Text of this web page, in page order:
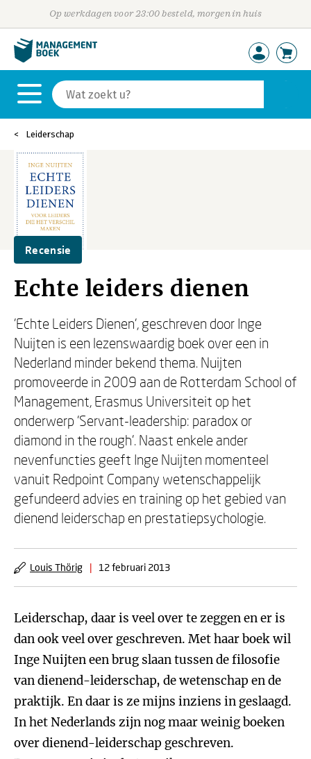
Op werkdagen voor 23:00 besteld, morgen in huis
Leiderschap
Recensie
Echte leiders dienen
'Echte Leiders Dienen', geschreven door Inge
Nuijten is een lezenswaardig boek over een in
Nederland minder bekend thema. Nuijten
promoveerde in 2009 aan de Rotterdam School of
Management, Erasmus Universiteit op het
onderwerp 'Servant-leadership: paradox or
diamond in the rough'. Naast enkele ander
nevenfuncties geeft Inge Nuijten momenteel
vanuit Redpoint Company wetenschappelijk
gefundeerd advies en training op het gebied van
dienend leiderschap en prestatiepsychologie.
Louis Thörig | 12 februari 2013
Leiderschap, daar is veel over te zeggen en er is
dan ook veel over geschreven. Met haar boek wil
Inge Nuijten een brug slaan tussen de filosofie
van dienend-leiderschap, de wetenschap en de
praktijk. En daar is ze mijns inziens in geslaagd.
In het Nederlands zijn nog maar weinig boeken
over dienend-leiderschap geschreven.